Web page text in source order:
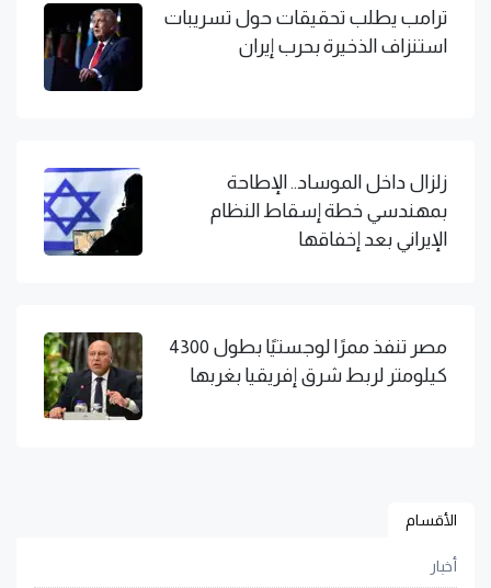
ترامب يطلب تحقيقات حول تسريبات
استنزاف الذخيرة بحرب إيران
زلزال داخل الموساد.. الإطاحة
بمهندسي خطة إسقاط النظام
الإيراني بعد إخفاقها
مصر تنفذ ممرًا لوجستيًا بطول 4300
كيلومتر لربط شرق إفريقيا بغربها
الأقسام
أخبار